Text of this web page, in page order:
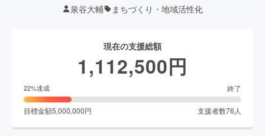
泉谷大輔 まちづくり・地域活性化
現在の支援総額
1,112,500円
22%達成 終了
目標金額5,000,000円 支援者数76 人